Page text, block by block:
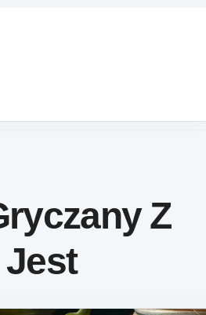
Z
Jest